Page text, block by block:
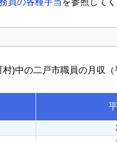
)中の二戸市職員の月収